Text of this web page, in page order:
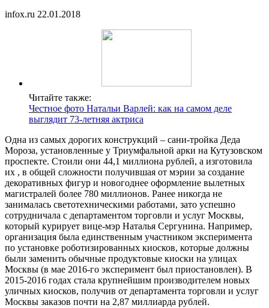
infox.ru 22.01.2018
Читайте также:
Честное фото Натальи Варлей: как на самом деле
выглядит 73-летняя актриса
Одна из самых дорогих конструкций – сани-тройка Деда
Мороза, установленные у Триумфальной арки на Кутузовском
проспекте. Стоили они 44,1 миллиона рублей, а изготовила
их , в общей сложности получившая от мэрии за создание
декоративных фигур и новогоднее оформление вылетных
магистралей более 780 миллионов. Ранее никогда не
занималась светотехническими работами, зато успешно
сотрудничала с департаментом торговли и услуг Москвы,
который курирует вице-мэр Наталья Сергунина. Например,
организация была единственным участником эксперимента
по установке роботизированных киосков, которые должны
были заменить обычные продуктовые киоски на улицах
Москвы (в мае 2016-го эксперимент был приостановлен). В
2015-2016 годах стала крупнейшим производителем новых
уличных киосков, получив от департамента торговли и услуг
Москвы заказов почти на 2,87 миллиарда рублей.